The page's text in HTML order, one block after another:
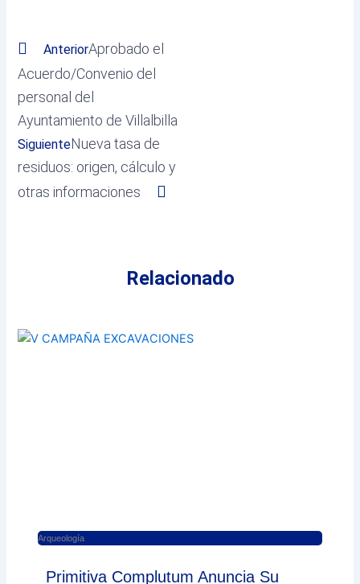
AnteriorAprobado el
Acuerdo/Convenio del
personal del
Ayuntamiento de Villalbilla
SiguienteNueva tasa de
residuos: origen, cálculo y
otras informaciones
Relacionado
Arqueología
Primitiva Complutum Anuncia Su